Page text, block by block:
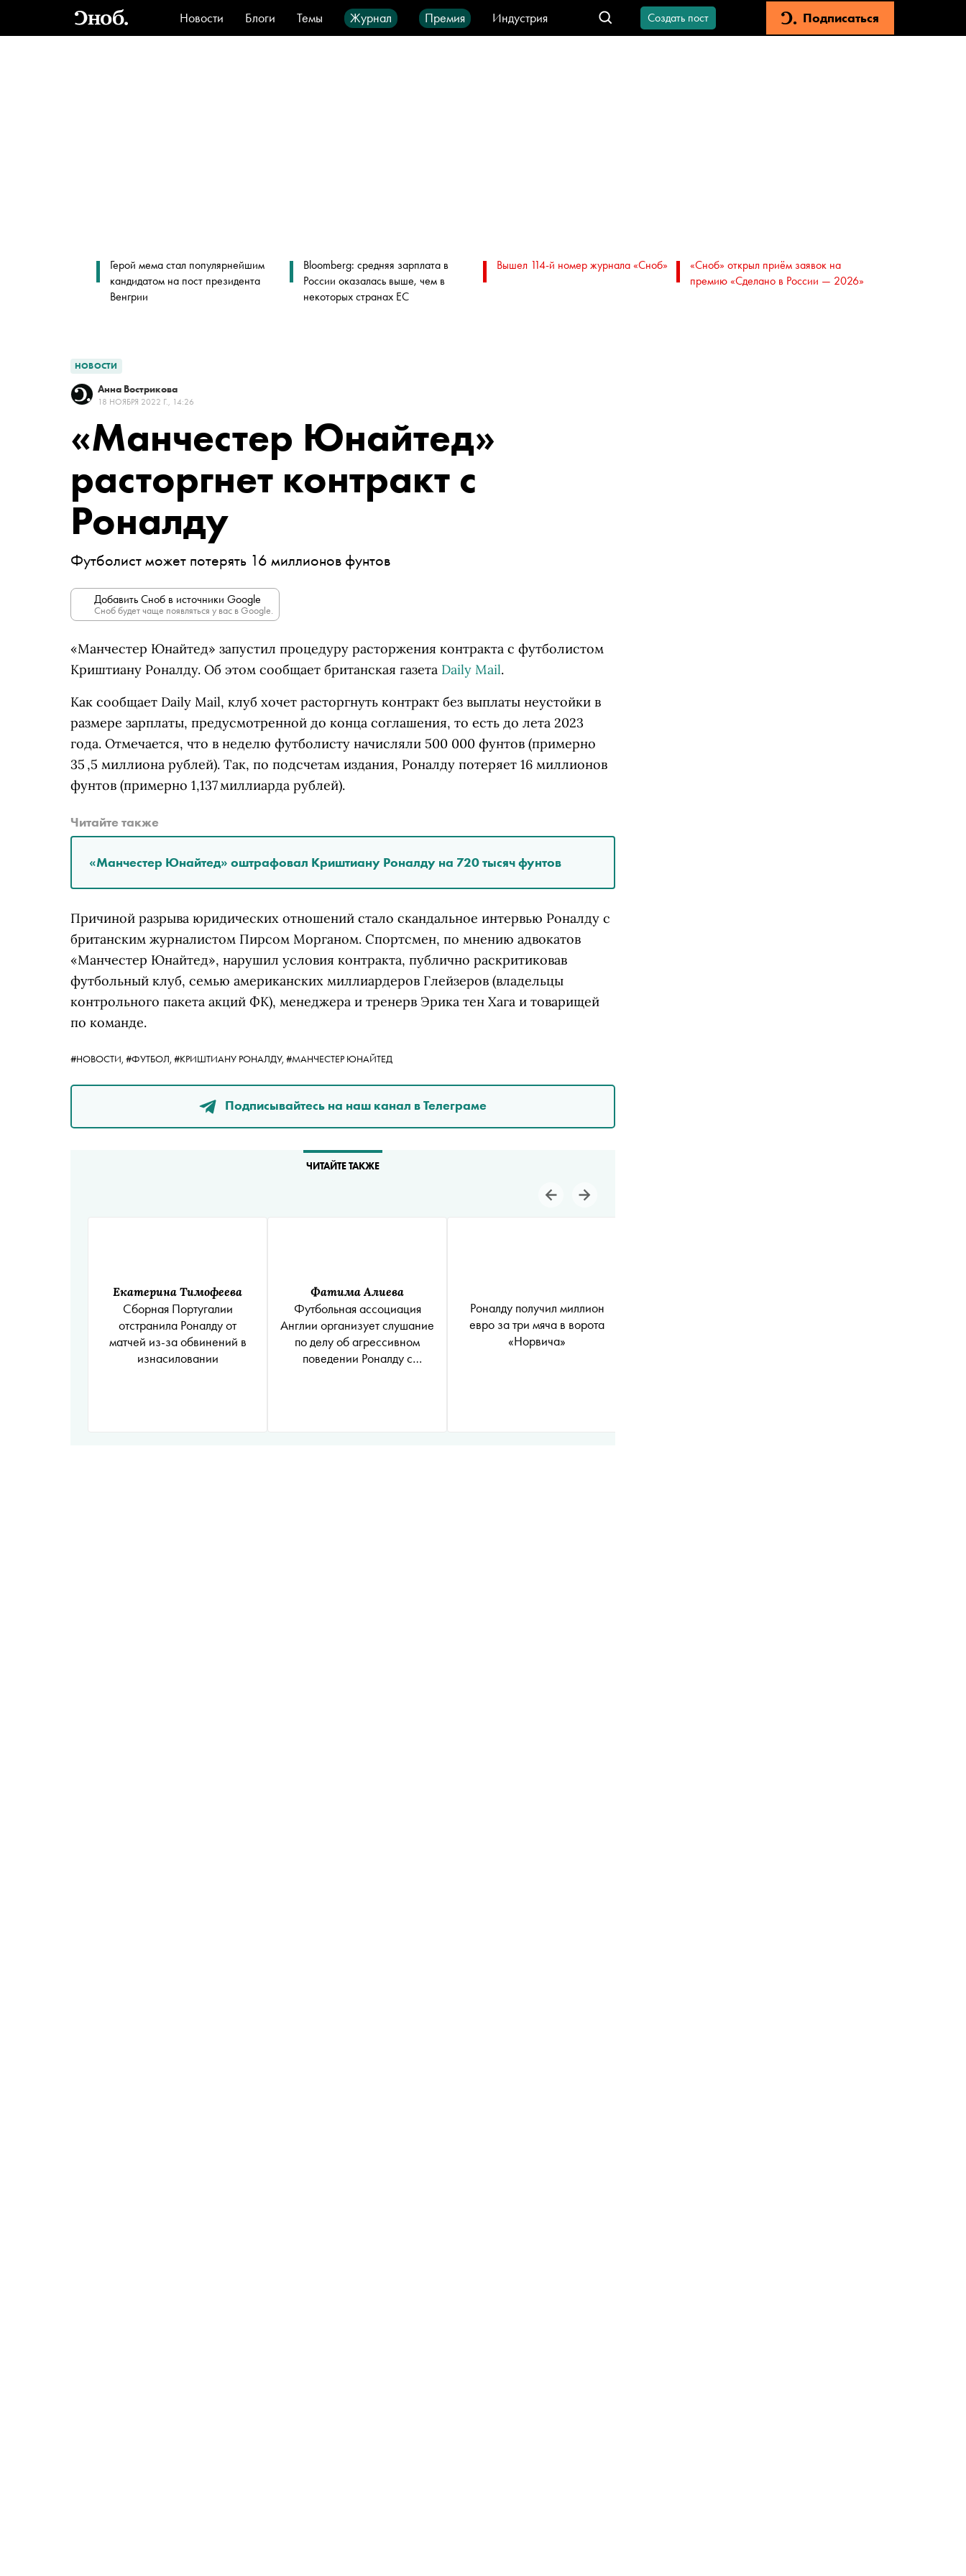
Новости Блоги Темы Журнал Премия
Индустрия
Стиль
Видео Город IT-продукты
Создать пост Подписаться
Герой мема стал популярнейшим
кандидатом на пост президента
Венгрии
Bloomberg: средняя зарплата в
России оказалась выше, чем в
некоторых странах ЕС
Вышел 114-й номер журнала «Сноб»
«Сноб» открыл приём заявок на
премию «Сделано в России — 2026»
НОВОСТИ
Анна Вострикова
18 НОЯБРЯ 2022 Г., 14:26
«Манчестер Юнайтед»
расторгнет контракт с
Роналду
Футболист может потерять 16 миллионов фунтов
Добавить Сноб в источники Google
Сноб будет чаще появляться у вас в Google.
«Манчестер Юнайтед» запустил процедуру расторжения контракта с футболистом
Криштиану Роналду. Об этом сообщает британская газета Daily Mail.
Как сообщает Daily Mail, клуб хочет расторгнуть контракт без выплаты неустойки в
размере зарплаты, предусмотренной до конца соглашения, то есть до лета 2023
года. Отмечается, что в неделю футболисту начисляли 500 000 фунтов (примерно
35 ,5 миллиона рублей). Так, по подсчетам издания, Роналду потеряет 16 миллионов
фунтов (примерно 1,137 миллиарда рублей).
Читайте также
«Манчестер Юнайтед» оштрафовал Криштиану Роналду на 720 тысяч фунтов
Причиной разрыва юридических отношений стало скандальное интервью Роналду с
британским журналистом Пирсом Морганом. Спортсмен, по мнению адвокатов
«Манчестер Юнайтед», нарушил условия контракта, публично раскритиковав
футбольный клуб, семью американских миллиардеров Глейзеров (владельцы
контрольного пакета акций ФК), менеджера и тренерв Эрика тен Хага и товарищей
по команде.
#НОВОСТИ, #ФУТБОЛ, #КРИШТИАНУ РОНАЛДУ, #МАНЧЕСТЕР ЮНАЙТЕД
Подписывайтесь на наш канал в Телеграме
ЧИТАЙТЕ ТАКЖЕ
Екатерина Тимофеева
Сборная Португалии
отстранила Роналду от
матчей из-за обвинений в
изнасиловании
Фатима Алиева
Футбольная ассоциация
Англии организует слушание
по делу об агрессивном
поведении Роналду с
Роналду получил миллион
евро за три мяча в ворота
«Норвича»